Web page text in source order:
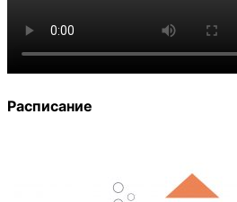
Расписание